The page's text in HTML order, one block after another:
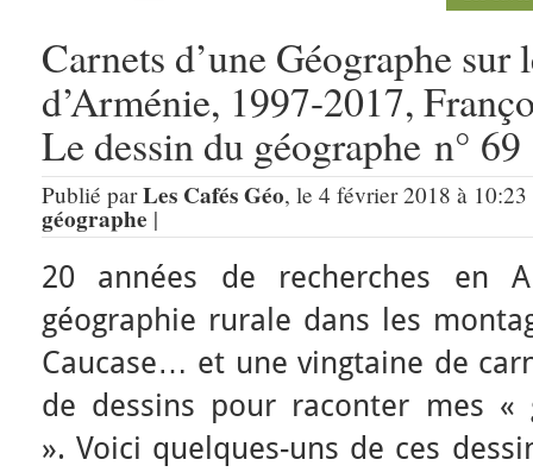
Carnets d’une Géographe sur
d’Arménie, 1997-2017,
Le dessin du géographe n° 69
Publié parLes Cafés Géo, le 4 février 2018 à
géographe |
20 années de recherches en
géographie rurale dans les
Caucase… et une vingtaine de
de dessins pour raconter mes «
». Voici quelques-uns de ces